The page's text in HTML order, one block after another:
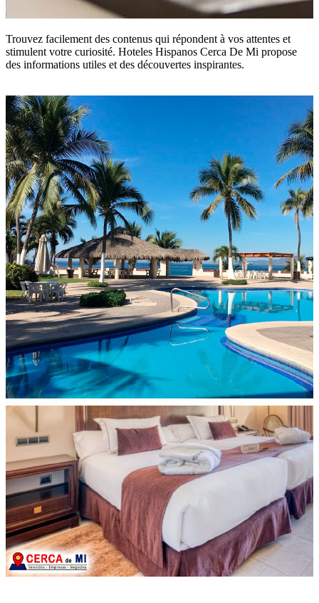
Trouvez facilement des contenus qui répondent à vos attentes et
stimulent votre curiosité. Hoteles Hispanos Cerca De Mi propose
des informations utiles et des découvertes inspirantes.